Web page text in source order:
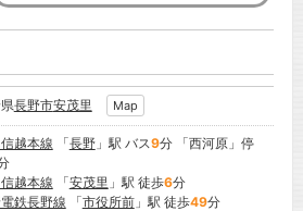
長野市安茂里 Map
信越本線 「長野」駅 バス9分 「西河原」停
信越本線 「安茂里 」駅 徒歩6分
鉄長野線 「市役所前」駅 徒歩49分